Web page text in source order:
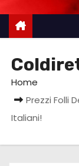
Home
Prezzi Folli
Italiani!